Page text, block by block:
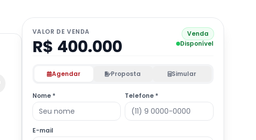
VALOR DE VENDA
R$ 400.000
Venda
Disponível
Agendar Proposta Simular
Nome * Telefone *
E-mail